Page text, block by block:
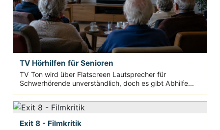
TV Hörhilfen für Senioren
TV Ton wird über Flatscreen Lautsprecher für
Schwerhörende unverständlich, doch es gibt Abhilfe...
Exit 8 - Filmkritik